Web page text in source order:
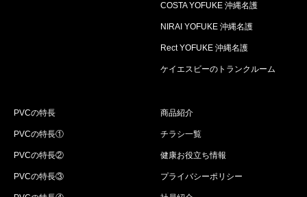
COSTA YOFUKE 沖縄名護
NIRAI YOFUKE 沖縄名護
Rect YOFUKE 沖縄名護
ケイエスビーのトランクルーム
PVCの特長
PVCの特長①
PVCの特長②
PVCの特長③
商品紹介
チラシ一覧
健康お役立ち情報
プライバシーポリシー